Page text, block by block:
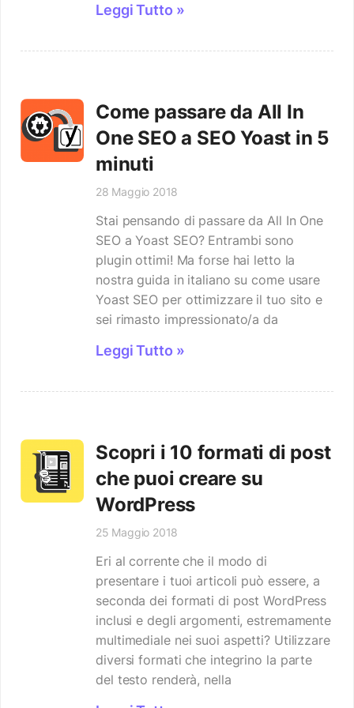
Leggi Tutto »
Come passare da All In
One SEO a SEO Yoast in 5
minuti
28 Maggio 2018
Stai pensando di passare da All In One
SEO a Yoast SEO? Entrambi sono
plugin ottimi! Ma forse hai letto la
nostra guida in italiano su come usare
Yoast SEO per ottimizzare il tuo sito e
sei rimasto impressionato/a da
Leggi Tutto »
Scopri i 10 formati di post
che puoi creare su
WordPress
25 Maggio 2018
Eri al corrente che il modo di
presentare i tuoi articoli può essere, a
seconda dei formati di post WordPress
inclusi e degli argomenti, estremamente
multimediale nei suoi aspetti? Utilizzare
diversi formati che integrino la parte
del testo renderà, nella